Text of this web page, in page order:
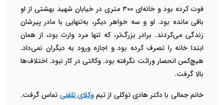
فوت کرده بود و خانه‌ای ۳۰۰ متری در خیابان شهید بهشتی از او
باقی مانده بود. او و سه خواهر دیگر، به‌تنهایی با مادر پیرشان
زندگی می‌کردند. برادر بزرگ‌تر، که تنها مرد وارث بود، از همان
ابتدا خانه را تصرف کرده بود و اجازه ورود به دیگران نمی‌داد.
هیچ‌کس انحصار وراثت نگرفته بود. وکالتی در کار نبود. اختلاف‌ها
بالا گرفت.
خانم جمالی با دکتر هادی توکلی از تیموکلای تلفنی تماس گرفت.